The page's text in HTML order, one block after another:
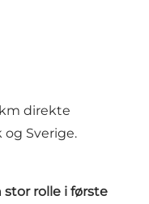
direkte
Sverige.
rolle i første